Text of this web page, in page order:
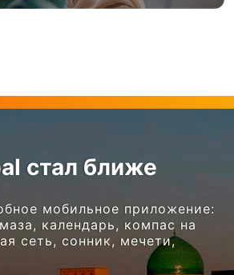
стал ближе
мобильное приложение:
календарь, компас на
сеть, сонник, мечети,